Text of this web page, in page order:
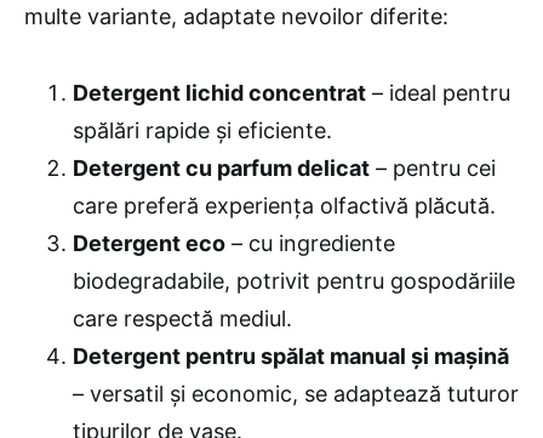
multe variante, adaptate nevoilor diferite:
Detergent lichid concentrat – ideal pentru
spălări rapide și eficiente.
Detergent cu parfum delicat – pentru cei
care preferă experiența olfactivă plăcută.
Detergent eco – cu ingrediente
biodegradabile, potrivit pentru gospodăriile
care respectă mediul.
Detergent pentru spălat manual și mașină
– versatil și economic, se adaptează tuturor
tipurilor de vase.